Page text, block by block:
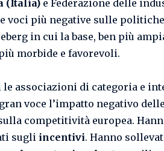
(Italia) e Federazione delle
voci più negative sulle
in cui la base, ben più
morbide e favorevoli.
le associazioni di categoria e
voce l’impatto negativo
competitività europea.
sugli incentivi. Hanno